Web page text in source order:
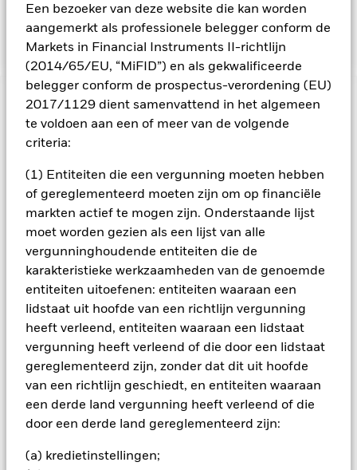
Een bezoeker van deze website die kan worden
aangemerkt als professionele belegger conform de
Markets in Financial Instruments II-richtlijn
(2014/65/EU, “MiFID”) en als gekwalificeerde
belegger conform de prospectus-verordening (EU)
2017/1129 dient samenvattend in het algemeen
te voldoen aan een of meer van de volgende
criteria:
(1) Entiteiten die een vergunning moeten hebben
of gereglementeerd moeten zijn om op financiële
markten actief te mogen zijn. Onderstaande lijst
moet worden gezien als een lijst van alle
vergunninghoudende entiteiten die de
karakteristieke werkzaamheden van de genoemde
entiteiten uitoefenen: entiteiten waaraan een
lidstaat uit hoofde van een richtlijn vergunning
heeft verleend, entiteiten waaraan een lidstaat
vergunning heeft verleend of die door een lidstaat
gereglementeerd zijn, zonder dat dit uit hoofde
van een richtlijn geschiedt, en entiteiten waaraan
een derde land vergunning heeft verleend of die
door een derde land gereglementeerd zijn:
(a) kredietinstellingen;
Government Bond Index, de referentie-index van het Fonds,
weerspiegelt.
BELANGRIJKE GEGEVENS: Kapitaalrisico.De waarde en
het rendement van beleggingen kunnen dalen en stijgen, en
zijn niet gegarandeerd. Beleggers verliezen mogelijk hun
Alle aandelenklassen met valutahedging van dit fonds
gebruiken derivaten om valutarisico's af te dekken. Het
gebruik van derivaten voor een aandelenklasse kan een
potentieel besmettingsrisico (ook bekend als spill-over) voor
andere aandelenklassen in het fonds betekenen. De
beheermaatschappij van het fonds waarborgt dat er
besmettingsrisico voor andere aandelenklassen te
minimaliseren. Via het uitklapvakje direct onder de naam van
het fonds, kunt u een lijst van alle aandelenklassen in het
fonds bekijken – aandelenklassen met valutahedging worden
aangegeven door het woord 'Hedged' in de naam van de
aandelenklasse. Daarnaast is een volledige lijst van alle
aandelenklassen met valutahedging op aanvraag
verkrijgbaar bij de beheermaatschappij van het fonds.